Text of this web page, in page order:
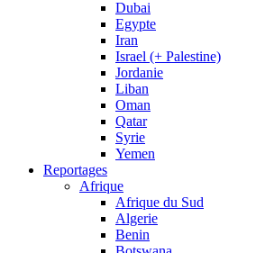
Dubai
Egypte
Iran
Israel (+ Palestine)
Jordanie
Liban
Oman
Qatar
Syrie
Yemen
Reportages
Afrique
Afrique du Sud
Algerie
Benin